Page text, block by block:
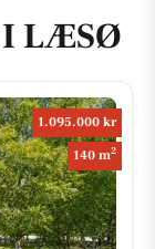
I LÆSØ
1.095.000 kr
140 m2